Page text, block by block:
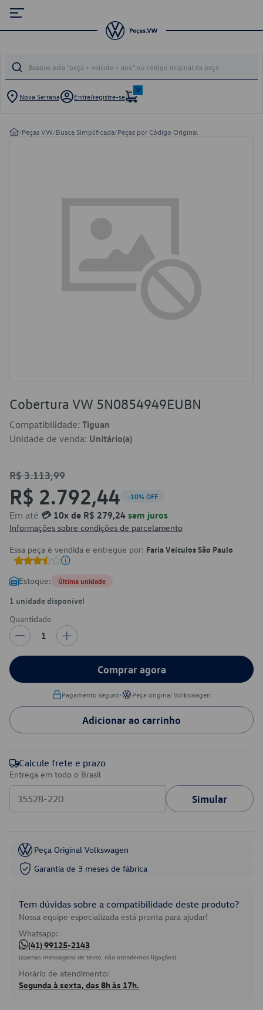
Nova Serrana Entre/registre-se
0
/Peças VW/Busca Simplificada/Peças por Código Original
Cobertura VW 5N0854949EUBN
Compatibilidade: Tiguan
Unidade de venda: Unitário(a)
R$ 3.113,99
R$ 2.792,44 -10% OFF
Em até 💳 10x de R$ 279,24 sem juros
Informações sobre condições de parcelamento
Essa peça é vendida e entregue por: Faria Veículos São Paulo
Estoque: Última unidade
1 unidade disponível
Quantidade
1
Comprar agora
Pagamento seguro• Peça original Volkswagen
Adicionar ao carrinho
Calcule frete e prazo
Entrega em todo o Brasil
Simular
Peça Original Volkswagen
Garantia de 3 meses de fábrica
Tem dúvidas sobre a compatibilidade deste produto?
Nossa equipe especializada está pronta para ajudar!
Whatsapp:
(41) 99125-2143
(apenas mensagens de texto, não atendemos ligações)
Horário de atendimento:
Segunda à sexta, das 8h às 17h.